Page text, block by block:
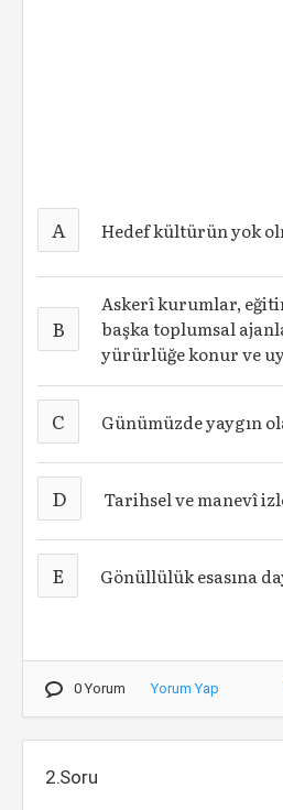
A Hedef kültürün yok
B
Askerî kurumlar,
başka toplumsal
yürürlüğe konur ve
C Günümüzde yaygın
D Tarihsel ve manevî
E Gönüllülük esasına
0 Yorum Yorum Yap
2.Soru